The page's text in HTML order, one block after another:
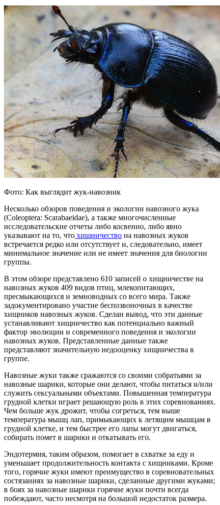
Фото: Как выглядит жук-навозник
Несколько обзоров поведения и экологии навозного жука
(Coleoptera: Scarabaeidae), а также многочисленные
исследовательские отчеты либо косвенно, либо явно
указывают на то, что хищничество на навозных жуков
встречается редко или отсутствует и, следовательно, имеет
минимальное значение или не имеет значения для биологии
группы.
В этом обзоре представлено 610 записей о хищничестве на
навозных жуков 409 видов птиц, млекопитающих,
пресмыкающихся и земноводных со всего мира. Также
задокументировано участие беспозвоночных в качестве
хищников навозных жуков. Сделан вывод, что эти данные
устанавливают хищничество как потенциально важный
фактор эволюции и современного поведения и экологии
навозных жуков. Представленные данные также
представляют значительную недооценку хищничества в
группе.
Навозные жуки также сражаются со своими собратьями за
навозные шарики, которые они делают, чтобы питаться и/или
служить сексуальными объектами. Повышенная температура
грудной клетки играет решающую роль в этих соревнованиях.
Чем больше жук дрожит, чтобы согреться, тем выше
температура мышц лап, примыкающих к летящим мышцам в
грудной клетке, и тем быстрее его лапы могут двигаться,
собирать помет в шарики и откатывать его.
Эндотермия, таким образом, помогает в схватке за еду и
уменьшает продолжительность контакта с хищниками. Кроме
того, горячие жуки имеют преимущество в соревновательных
состязаниях за навозные шарики, сделанные другими жуками;
в боях за навозные шарики горячие жуки почти всегда
побеждают, часто несмотря на большой недостаток размера.